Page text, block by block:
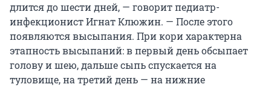
длится до шести дней, — говорит педиатр-
инфекционист Игнат Клюжин. — После этого
появляются высыпания. При кори характерна
этапность высыпаний: в первый день обсыпает
голову и шею, дальше сыпь спускается на
туловище, на третий день — на нижние